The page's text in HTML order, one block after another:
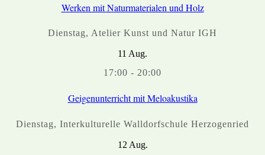
Werken mit Naturmaterialen und Holz
Dienstag, Atelier Kunst und Natur IGH
11 Aug.
17:00 - 20:00
Geigenunterricht mit Meloakustika
Dienstag, Interkulturelle Walldorfschule Herzogenried
12 Aug.